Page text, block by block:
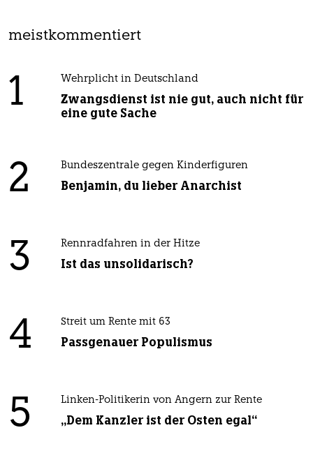
meistkommentiert
1 Wehrplicht in Deutschland
Zwangsdienst ist nie gut, auch nicht für
eine gute Sache
2 Bundeszentrale gegen Kinderfiguren
Benjamin, du lieber Anarchist
3 Rennradfahren in der Hitze
Ist das unsolidarisch?
4 Streit um Rente mit 63
Passgenauer Populismus
5 Linken-Politikerin von Angern zur Rente
„Dem Kanzler ist der Osten egal“